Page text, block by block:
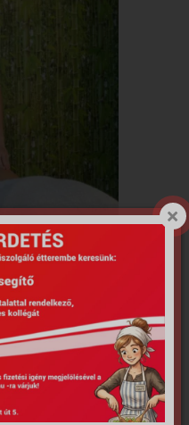
(45')